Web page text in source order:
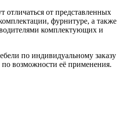
отличаться от представленных
фурнитуре, а также
комплектующих и
по индивидуальному заказу
возможности её применения.